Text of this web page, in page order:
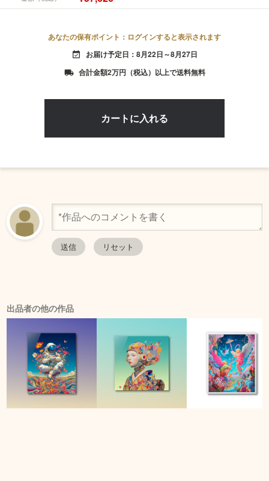
あなたの保有ポイント：ログインすると表示されます
event_available お届け予定日：8月22日～8月27日
local_shipping 合計金額2万円（税込）以上で送料無料
出品者の他の作品